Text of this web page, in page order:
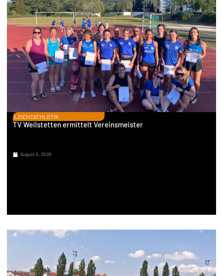
LEICHTATHLETIK
TV Weilstetten ermittelt Vereinsmeister
August 5, 2026